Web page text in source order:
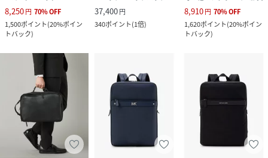
8,250円 70%OFF
1,500ポイント(20%ポイン
トバック)
37,400円
340ポイント(1倍)
8,910円 70%OFF
1,620ポイント(20%ポイン
トバック)